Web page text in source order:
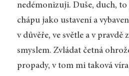
nedémonizuji. Duše, duch,
chápu jako ustavení a
v důvěře, ve světle a v pravdě
smyslem. Zvládat četná
propady, v tom mi taková